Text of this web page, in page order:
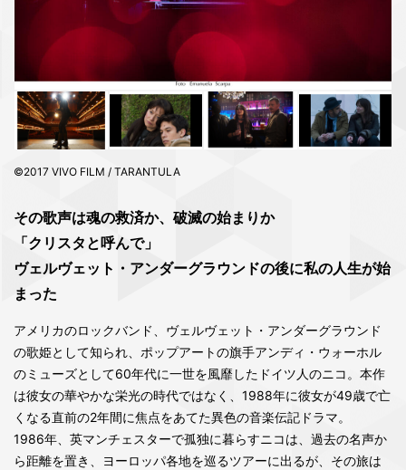
©2017 VIVO FILM / TARANTULA
その歌声は魂の救済か、破滅の始まりか
「クリスタと呼んで」
ヴェルヴェット・アンダーグラウンドの後に私の人生が始
まった
アメリカのロックバンド、ヴェルヴェット・アンダーグラウンド
の歌姫として知られ、ポップアートの旗手アンディ・ウォーホル
のミューズとして60年代に一世を風靡したドイツ人のニコ。本作
は彼女の華やかな栄光の時代ではなく、1988年に彼女が49歳で亡
くなる直前の2年間に焦点をあてた異色の音楽伝記ドラマ。
1986年、英マンチェスターで孤独に暮らすニコは、過去の名声か
ら距離を置き、ヨーロッパ各地を巡るツアーに出るが、その旅は